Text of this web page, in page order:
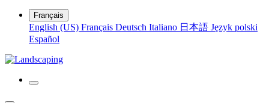
Français
English (US) Français Deutsch Italiano 日本語 Język polski
Español